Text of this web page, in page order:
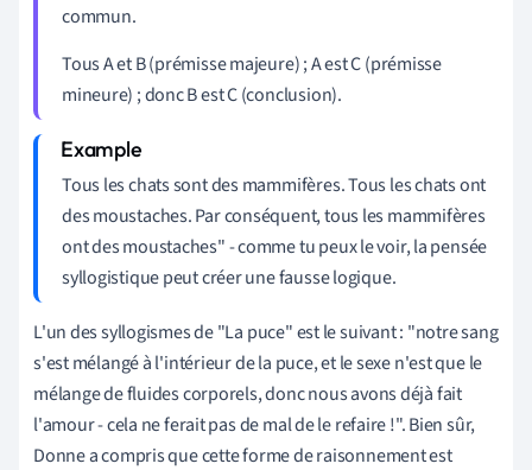
commun.
Tous A et B (prémisse majeure) ; A est C (prémisse
mineure) ; donc B est C (conclusion).
Tous les chats sont des mammifères. Tous les chats ont
des moustaches. Par conséquent, tous les mammifères
ont des moustaches" - comme tu peux le voir, la pensée
syllogistique peut créer une fausse logique.
L'un des syllogismes de "La puce" est le suivant : "notre sang
s'est mélangé à l'intérieur de la puce, et le sexe n'est que le
mélange de fluides corporels, donc nous avons déjà fait
l'amour - cela ne ferait pas de mal de le refaire !". Bien sûr,
Donne a compris que cette forme de raisonnement est